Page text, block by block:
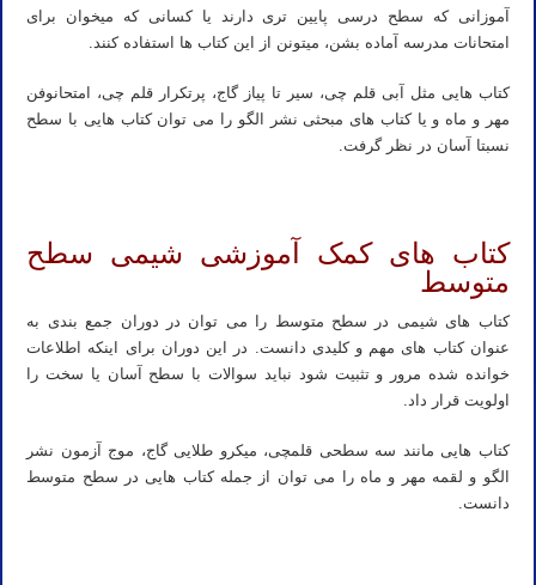
آموزانی که سطح درسی پایین تری دارند یا کسانی که میخوان برای
امتحانات مدرسه آماده بشن، میتونن از این کتاب ها استفاده کنند.
کتاب هایی مثل آبی قلم چی، سیر تا پیاز گاج، پرتکرار قلم چی، امتحانوفن
مهر و ماه و یا کتاب های مبحثی نشر الگو را می توان کتاب هایی با سطح
نسبتا آسان در نظر گرفت.
کتاب های کمک آموزشی شیمی سطح
متوسط
کتاب های شیمی در سطح متوسط را می توان در دوران جمع بندی به
عنوان کتاب های مهم و کلیدی دانست. در این دوران برای اینکه اطلاعات
خوانده شده مرور و تثبیت شود نباید سوالات با سطح آسان یا سخت را
اولویت قرار داد.
کتاب هایی مانند سه سطحی قلمچی، میکرو طلایی گاج، موج آزمون نشر
الگو و لقمه مهر و ماه را می توان از جمله کتاب هایی در سطح متوسط
دانست.